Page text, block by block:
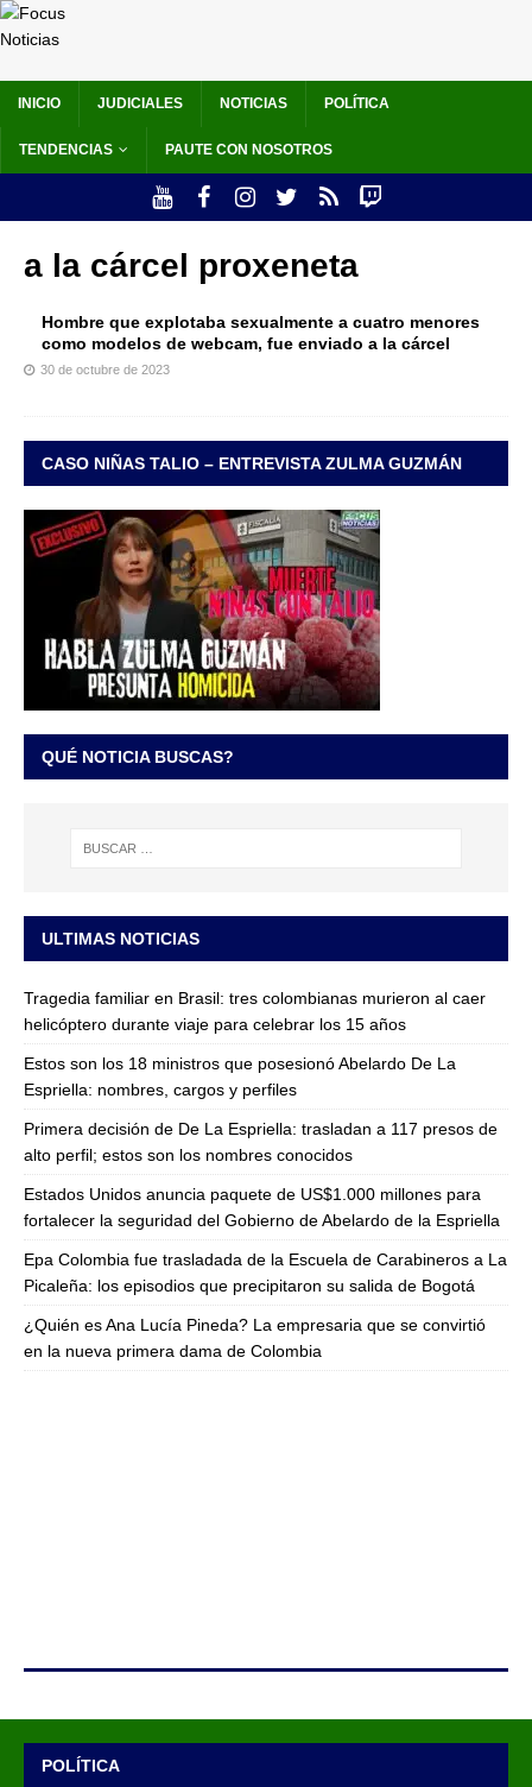
INICIO JUDICIALES NOTICIAS POLÍTICA
TENDENCIAS PAUTE CON NOSOTROS
a la cárcel proxeneta
Hombre que explotaba sexualmente a cuatro menores
como modelos de webcam, fue enviado a la cárcel
30 de octubre de 2023
CASO NIÑAS TALIO – ENTREVISTA ZULMA GUZMÁN
QUÉ NOTICIA BUSCAS?
ULTIMAS NOTICIAS
Tragedia familiar en Brasil: tres colombianas murieron al caer
helicóptero durante viaje para celebrar los 15 años
Estos son los 18 ministros que posesionó Abelardo De La
Espriella: nombres, cargos y perfiles
Primera decisión de De La Espriella: trasladan a 117 presos de
alto perfil; estos son los nombres conocidos
Estados Unidos anuncia paquete de US$1.000 millones para
fortalecer la seguridad del Gobierno de Abelardo de la Espriella
Epa Colombia fue trasladada de la Escuela de Carabineros a La
Picaleña: los episodios que precipitaron su salida de Bogotá
¿Quién es Ana Lucía Pineda? La empresaria que se convirtió
en la nueva primera dama de Colombia
POLÍTICA